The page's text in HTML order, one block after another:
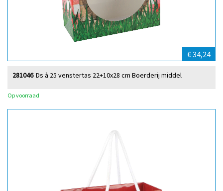
€ 34,24
Ds à 25 venstertas 22+10x28 cm Boerderij middel
281046
Op voorraad